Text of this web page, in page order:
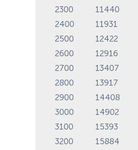
2300
11440
2400
11931
2500
12422
2600
12916
2700
13407
2800
13917
2900
14408
3000
14902
3100
15393
3200
15884